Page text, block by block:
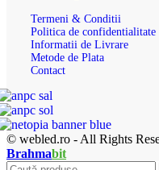
Termeni & Conditii
Politica de confidentialitate
Informatii de Livrare
Metode de Plata
Contact
© webled.ro - All Rights
Brahmabit